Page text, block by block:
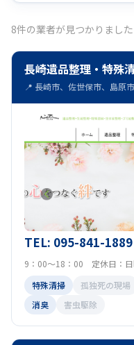
南松浦郡新上五島町(7)
東彼杵郡川棚町(7)
8件の業者が見つかりました
長崎遺品整理・特殊
📍 長崎市、佐世保市、島原
TEL: 095-841-1889
9：00～18：00 定休日：日
特殊清掃
孤独死の現場
消臭
害虫駆除